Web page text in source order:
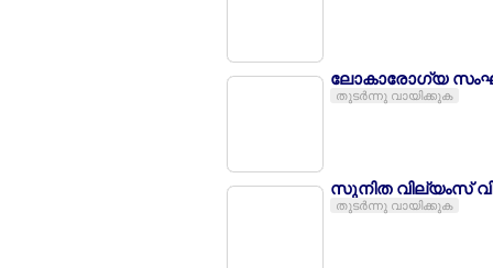
ലോകാരോഗ്യ
തുടര്‍ന്നു വായിക്കുക
സുനിത വില്യംസ്
തുടര്‍ന്നു വായിക്കുക